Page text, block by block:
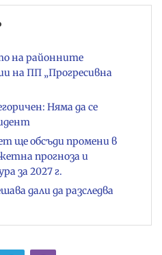
на районните
на ПП „Прогресивна
Няма да се
ще обсъди промени в
прогноза и
за 2027 г.
дали да разследва